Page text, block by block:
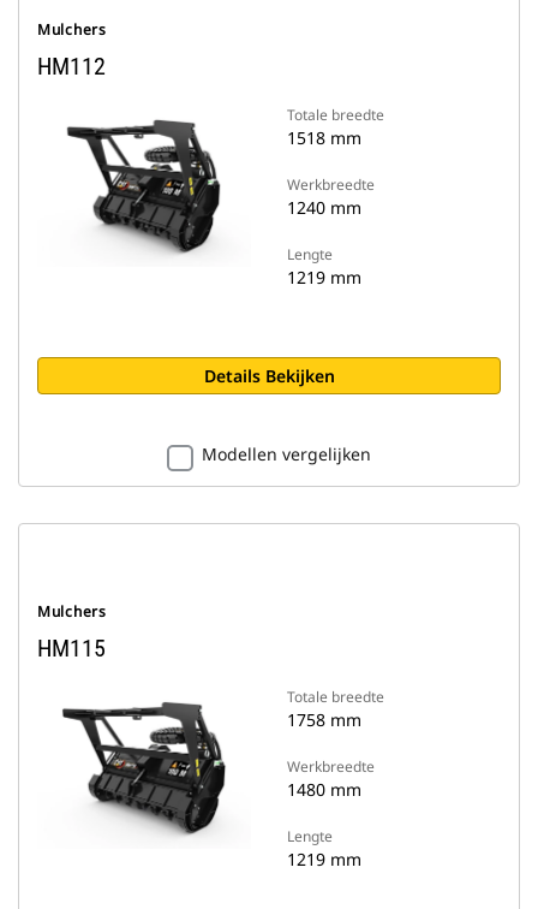
Mulchers
HM112
Totale breedte
1518 mm
Werkbreedte
1240 mm
Lengte
1219 mm
Details Bekijken
Modellen vergelijken
Mulchers
HM115
Totale breedte
1758 mm
Werkbreedte
1480 mm
Lengte
1219 mm